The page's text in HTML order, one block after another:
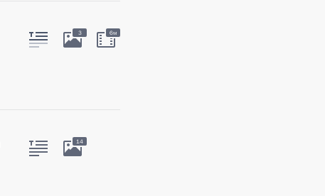
3 6м
14